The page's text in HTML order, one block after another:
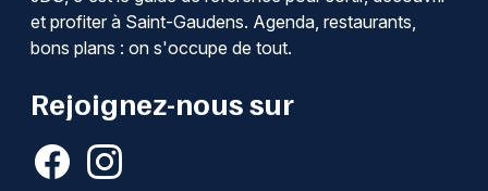
et profiter à Saint-Gaudens. Agenda, restaurants,
bons plans : on s'occupe de tout.
Rejoignez-nous sur